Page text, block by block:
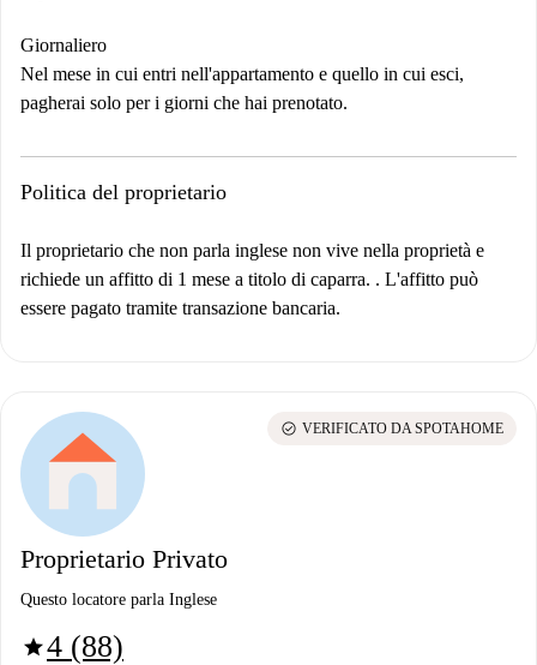
Giornaliero
Nel mese in cui entri nell'appartamento e quello in cui esci,
pagherai solo per i giorni che hai prenotato.
Politica del proprietario
Il proprietario che non parla inglese non vive nella proprietà e
richiede un affitto di 1 mese a titolo di caparra. . L'affitto può
essere pagato tramite transazione bancaria.
Proprietario Privato
Questo locatore parla Inglese
star4 (88)
check_circle VERIFICATO DA SPOTAHOME